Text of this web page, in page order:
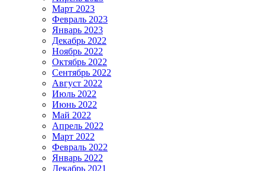
Март 2023
Февраль 2023
Январь 2023
Декабрь 2022
Ноябрь 2022
Октябрь 2022
Сентябрь 2022
Август 2022
Июль 2022
Июнь 2022
Май 2022
Апрель 2022
Март 2022
Февраль 2022
Январь 2022
Декабрь 2021